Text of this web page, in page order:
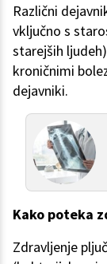
Različni
vključno s
starejših
kroničnimi
dejavniki.
Kako poteka
Zdravljenje